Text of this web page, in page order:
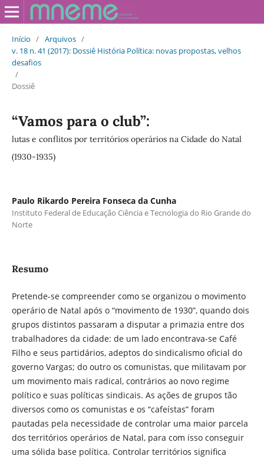
Início / Arquivos /
v. 18 n. 41 (2017): Dossiê História Política: novas propostas, velhos
desafios
/
Dossiê
“Vamos para o club”:
lutas e conflitos por territórios operários na Cidade do Natal
(1930-1935)
Paulo Rikardo Pereira Fonseca da Cunha
Instituto Federal de Educação Ciência e Tecnologia do Rio Grande do
Norte
Resumo
Pretende-se compreender como se organizou o movimento
operário de Natal após o “movimento de 1930”, quando dois
grupos distintos passaram a disputar a primazia entre dos
trabalhadores da cidade: de um lado encontrava-se Café
Filho e seus partidários, adeptos do sindicalismo oficial do
governo Vargas; do outro os comunistas, que militavam por
um movimento mais radical, contrários ao novo regime
político e suas políticas sindicais. As ações de grupos tão
diversos como os comunistas e os “cafeístas” foram
pautadas pela necessidade de controlar uma maior parcela
dos territórios operários de Natal, para com isso conseguir
uma sólida base política. Controlar territórios significa